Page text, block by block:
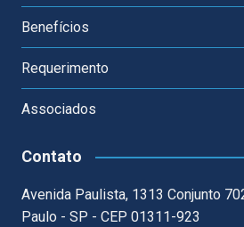
Benefícios
Requerimento
Associados
Contato
Avenida Paulista, 1313 Conjunto
Paulo - SP - CEP 01311-923